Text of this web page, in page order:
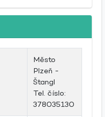
Město
Plzeň -
Štangl
Tel. číslo:
378035130